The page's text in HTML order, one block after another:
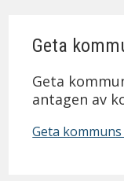
Geta
Geta
antagen av
Geta